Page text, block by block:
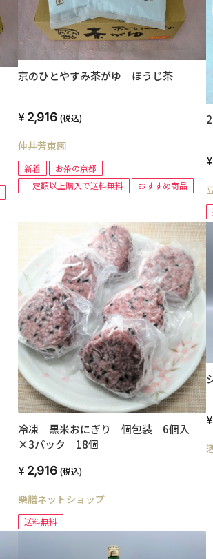
京のひとやすみ茶がゆ ほうじ茶
2,916 (税込)
仲井芳東園
新着
お茶の京都
一定額以上購入で送料無料
おすすめ商品
冷凍 黒米おにぎり 個包装 6個入
×3パック 18個
2,916 (税込)
樂膳ネットショップ
送料無料